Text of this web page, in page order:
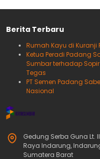
Berita Terbaru
Rumah Kayu di Kuranji
Ketua Peradi Padang
Sumbar terhadap
Tegas
PT Semen Padang
Nasional
Gedung Serba Guna Lt.
Raya Indarung,
Sumatera Barat